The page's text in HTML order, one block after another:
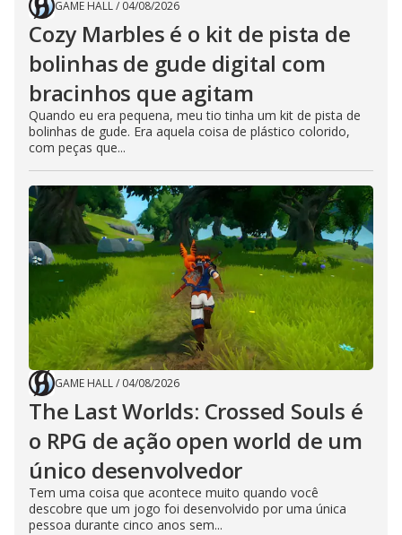
GAME HALL/ 04/08/2026
Cozy Marbles é o kit de pista de
bolinhas de gude digital com
bracinhos que agitam
Quando eu era pequena, meu tio tinha um kit de pista de
bolinhas de gude. Era aquela coisa de plástico colorido,
com peças que...
GAME HALL/ 04/08/2026
The Last Worlds: Crossed Souls é
o RPG de ação open world de um
único desenvolvedor
Tem uma coisa que acontece muito quando você
descobre que um jogo foi desenvolvido por uma única
pessoa durante cinco anos sem...